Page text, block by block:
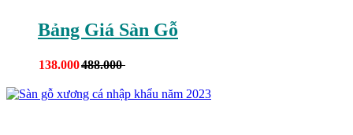
Bảng Giá Sàn Gỗ
138.000488.000